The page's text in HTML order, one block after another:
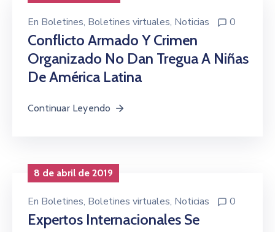
En Boletines‚ Boletines virtuales‚ Noticias 0
Conflicto Armado Y Crimen
Organizado No Dan Tregua A Niñas
De América Latina
Continuar Leyendo
8 de abril de 2019
En Boletines‚ Boletines virtuales‚ Noticias 0
Expertos Internacionales Se